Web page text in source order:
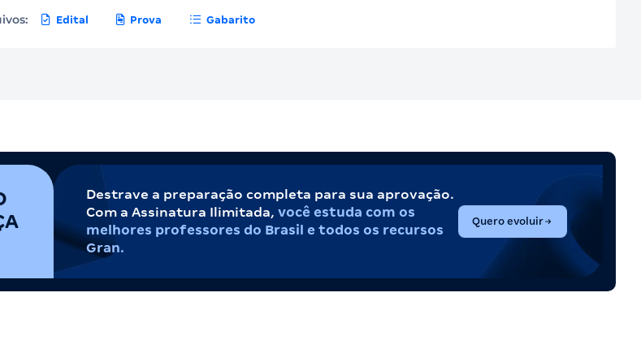
Edital Prova Gabarito
Destrave a preparação completa para sua aprovação.
Com a Assinatura Ilimitada, você estuda com os
melhores professores do Brasil e todos os recursos
Gran.
Quero evoluir(abre em nova aba)